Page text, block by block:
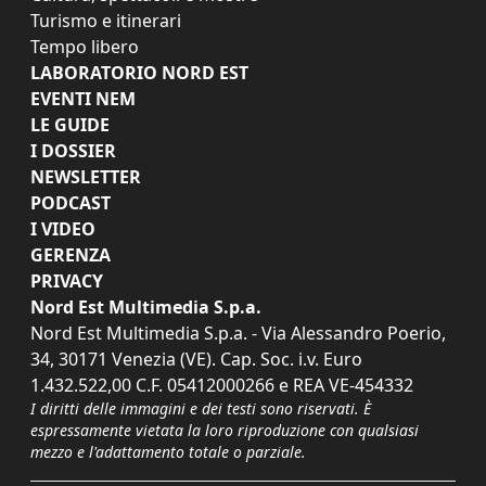
Turismo e itinerari
Tempo libero
LABORATORIO NORD EST
EVENTI NEM
LE GUIDE
I DOSSIER
NEWSLETTER
PODCAST
I VIDEO
GERENZA
PRIVACY
Nord Est Multimedia S.p.a.
Nord Est Multimedia S.p.a. - Via Alessandro Poerio,
34, 30171 Venezia (VE). Cap. Soc. i.v. Euro
1.432.522,00 C.F. 05412000266 e REA VE-454332
I diritti delle immagini e dei testi sono riservati. È
espressamente vietata la loro riproduzione con qualsiasi
mezzo e l'adattamento totale o parziale.